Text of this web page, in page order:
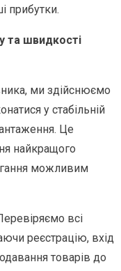
прибутки.
та швидкості
ми здійснюємо
у стабільній
Це
найкращого
можливим
всі
реєстрацію, вхід
товарів до